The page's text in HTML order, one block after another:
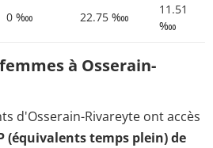
0 ‱ 22.75 ‱
11.51
‱
à Osserain-
d'Osserain-Rivareyte ont accès
(équivalents temps plein) de